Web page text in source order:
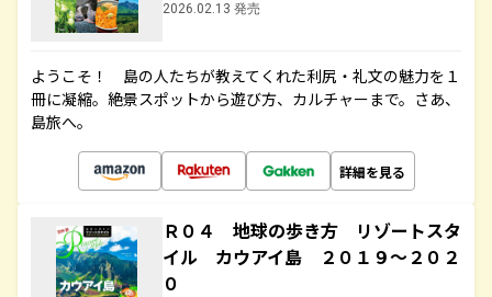
2026.02.13 発売
ようこそ！ 島の人たちが教えてくれた利尻・礼文の魅力を１
冊に凝縮。絶景スポットから遊び方、カルチャーまで。さあ、
島旅へ。
詳細を見る
Ｒ０４ 地球の歩き方 リゾートスタ
イル カウアイ島 ２０１９～２０２
０